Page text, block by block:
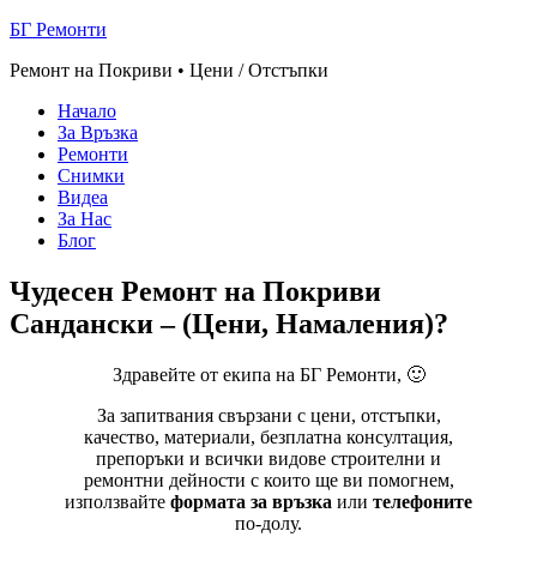
БГ Ремонти
Ремонт на Покриви • Цени / Отстъпки
Начало
За Връзка
Ремонти
Снимки
Видеа
За Нас
Блог
Чудесен Ремонт на Покриви
Сандански – (Цени, Намаления)?
Здравейте от екипа на БГ Ремонти, 🙂
За запитвания свързани с цени, отстъпки,
качество, материали, безплатна консултация,
препоръки и всички видове строителни и
ремонтни дейности с които ще ви помогнем,
използвайте формата за връзка или телефоните
по-долу.